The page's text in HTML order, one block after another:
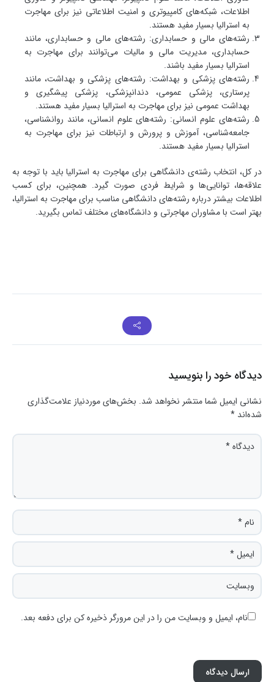
اطلاعات، شبکه‌های کامپیوتری و امنیت اطلاعاتی نیز برای مهاجرت
به استرالیا بسیار مفید هستند.
رشته‌های مالی و حسابداری: رشته‌های مالی و حسابداری، مانند
حسابداری، مدیریت مالی و مالیات می‌توانند برای مهاجرت به
استرالیا بسیار مفید باشند.
رشته‌های پزشکی و بهداشت: رشته‌های پزشکی و بهداشت، مانند
پرستاری، پزشکی عمومی، دندانپزشکی، پزشکی پیشگیری و
بهداشت عمومی نیز برای مهاجرت به استرالیا بسیار مفید هستند.
رشته‌های علوم انسانی: رشته‌های علوم انسانی، مانند روانشناسی،
جامعه‌شناسی، آموزش و پرورش و ارتباطات نیز برای مهاجرت به
استرالیا بسیار مفید هستند.
در کل، انتخاب رشته‌ی دانشگاهی برای مهاجرت به استرالیا باید با توجه به
علاقه‌ها، توانایی‌ها و شرایط فردی صورت گیرد. همچنین، برای کسب
اطلاعات بیشتر درباره رشته‌های دانشگاهی مناسب برای مهاجرت به استرالیا،
بهتر است با مشاوران مهاجرتی و دانشگاه‌های مختلف تماس بگیرید.
دیدگاه خود را بنویسید
نشانی ایمیل شما منتشر نخواهد شد. بخش‌های موردنیاز علامت‌گذاری
شده‌اند *
نام، ایمیل و وبسایت من را در این مرورگر ذخیره کن برای دفعه بعد.